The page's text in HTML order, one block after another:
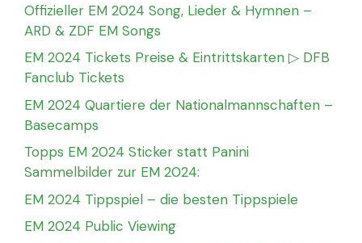
Offizieller EM 2024 Song, Lieder & Hymnen –
ARD & ZDF EM Songs
EM 2024 Tickets Preise & Eintrittskarten ▷ DFB
Fanclub Tickets
EM 2024 Quartiere der Nationalmannschaften –
Basecamps
Topps EM 2024 Sticker statt Panini
Sammelbilder zur EM 2024:
EM 2024 Tippspiel – die besten Tippspiele
EM 2024 Public Viewing